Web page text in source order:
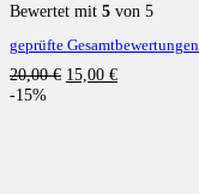
Bewertet mit 5 von 5
geprüfte Gesamtbewertungen
20,00€ Ursprünglicher
15,00 €Aktueller
-15%